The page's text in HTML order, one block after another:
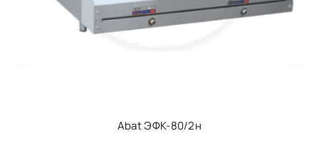
Abat ЭФК-80/2н